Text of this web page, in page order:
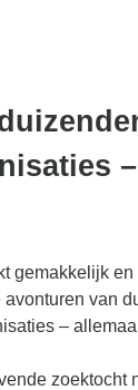
gemakkelijk
van
–
zoektocht